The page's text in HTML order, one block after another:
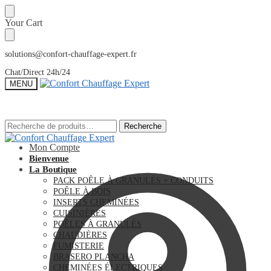
Sauter
à
la
navigation
Skip
to
content
Your Cart
solutions@confort-chauffage-expert.fr
Chat/Direct 24h/24
MENU
Recherche
pour :
Recherche
Mon Compte
Recherche
pour :
Recherche
Bienvenue
La Boutique
PACK POÊLE À GRANULÉS + CONDUITS
POÊLE À BOIS
INSERTS CHEMINÉES
CUISINIÈRES
POÊLES À GRANULÉS
CHAUDIÈRES
FUMISTERIE
BRASERO PLANCHA
CHEMINÉES ÉLECTRIQUES